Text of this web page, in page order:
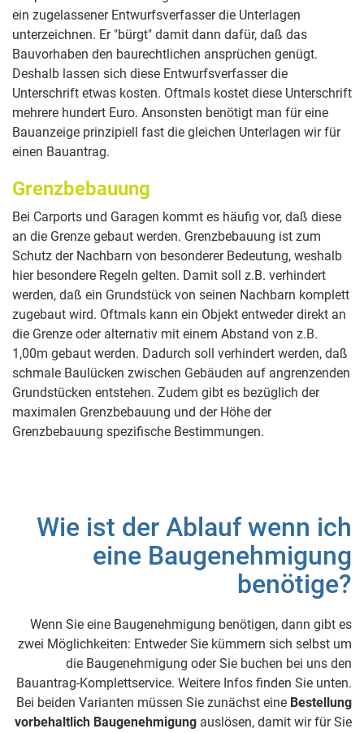
ein zugelassener Entwurfsverfasser die Unterlagen
unterzeichnen. Er "bürgt" damit dann dafür, daß das
Bauvorhaben den baurechtlichen ansprüchen genügt.
Deshalb lassen sich diese Entwurfsverfasser die
Unterschrift etwas kosten. Oftmals kostet diese Unterschrift
mehrere hundert Euro. Ansonsten benötigt man für eine
Bauanzeige prinzipiell fast die gleichen Unterlagen wir für
einen Bauantrag.
Grenzbebauung
Bei Carports und Garagen kommt es häufig vor, daß diese
an die Grenze gebaut werden. Grenzbebauung ist zum
Schutz der Nachbarn von besonderer Bedeutung, weshalb
hier besondere Regeln gelten. Damit soll z.B. verhindert
werden, daß ein Grundstück von seinen Nachbarn komplett
zugebaut wird. Oftmals kann ein Objekt entweder direkt an
die Grenze oder alternativ mit einem Abstand von z.B.
1,00m gebaut werden. Dadurch soll verhindert werden, daß
schmale Baulücken zwischen Gebäuden auf angrenzenden
Grundstücken entstehen. Zudem gibt es bezüglich der
maximalen Grenzbebauung und der Höhe der
Grenzbebauung spezifische Bestimmungen.
Wie ist der Ablauf wenn ich
eine Baugenehmigung
benötige?
Wenn Sie eine Baugenehmigung benötigen, dann gibt es
zwei Möglichkeiten: Entweder Sie kümmern sich selbst um
die Baugenehmigung oder Sie buchen bei uns den
Bauantrag-Komplettservice. Weitere Infos finden Sie unten.
Bei beiden Varianten müssen Sie zunächst eine Bestellung
vorbehaltlich Baugenehmigung auslösen, damit wir für Sie